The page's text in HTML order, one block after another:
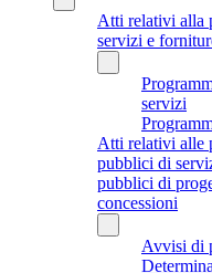
Atti relativi alla
servizi e
servizi
Atti relativi alle
pubblici di
pubblici di
concessioni
Avvisi di